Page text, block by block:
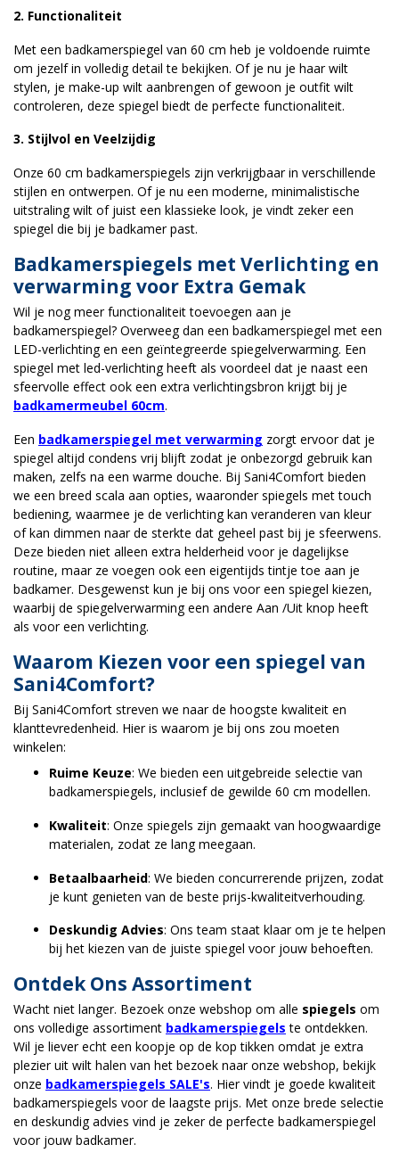
2. Functionaliteit
Met een badkamerspiegel van 60 cm heb je voldoende ruimte
om jezelf in volledig detail te bekijken. Of je nu je haar wilt
stylen, je make-up wilt aanbrengen of gewoon je outfit wilt
controleren, deze spiegel biedt de perfecte functionaliteit.
3. Stijlvol en Veelzijdig
Onze 60 cm badkamerspiegels zijn verkrijgbaar in verschillende
stijlen en ontwerpen. Of je nu een moderne, minimalistische
uitstraling wilt of juist een klassieke look, je vindt zeker een
spiegel die bij je badkamer past.
Badkamerspiegels met Verlichting en
verwarming voor Extra Gemak
Wil je nog meer functionaliteit toevoegen aan je
badkamerspiegel? Overweeg dan een badkamerspiegel met een
LED-verlichting en een geïntegreerde spiegelverwarming. Een
spiegel met led-verlichting heeft als voordeel dat je naast een
sfeervolle effect ook een extra verlichtingsbron krijgt bij je
badkamermeubel 60cm.
Een badkamerspiegel met verwarming zorgt ervoor dat je
spiegel altijd condens vrij blijft zodat je onbezorgd gebruik kan
maken, zelfs na een warme douche. Bij Sani4Comfort bieden
we een breed scala aan opties, waaronder spiegels met touch
bediening, waarmee je de verlichting kan veranderen van kleur
of kan dimmen naar de sterkte dat geheel past bij je sfeerwens.
Deze bieden niet alleen extra helderheid voor je dagelijkse
routine, maar ze voegen ook een eigentijds tintje toe aan je
badkamer. Desgewenst kun je bij ons voor een spiegel kiezen,
waarbij de spiegelverwarming een andere Aan /Uit knop heeft
als voor een verlichting.
Waarom Kiezen voor een spiegel van
Sani4Comfort?
Bij Sani4Comfort streven we naar de hoogste kwaliteit en
klanttevredenheid. Hier is waarom je bij ons zou moeten
winkelen:
Ruime Keuze: We bieden een uitgebreide selectie van
badkamerspiegels, inclusief de gewilde 60 cm modellen.
Kwaliteit: Onze spiegels zijn gemaakt van hoogwaardige
materialen, zodat ze lang meegaan.
Betaalbaarheid: We bieden concurrerende prijzen, zodat
je kunt genieten van de beste prijs-kwaliteitverhouding.
Deskundig Advies: Ons team staat klaar om je te helpen
bij het kiezen van de juiste spiegel voor jouw behoeften.
Ontdek Ons Assortiment
Wacht niet langer. Bezoek onze webshop om alle spiegels om
ons volledige assortiment badkamerspiegels te ontdekken.
Wil je liever echt een koopje op de kop tikken omdat je extra
plezier uit wilt halen van het bezoek naar onze webshop, bekijk
onze badkamerspiegels SALE's. Hier vindt je goede kwaliteit
badkamerspiegels voor de laagste prijs. Met onze brede selectie
en deskundig advies vind je zeker de perfecte badkamerspiegel
voor jouw badkamer.